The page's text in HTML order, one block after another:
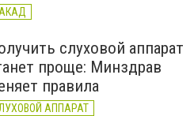
слуховой аппарат
проще: Минздрав
правила
АППАРАТ